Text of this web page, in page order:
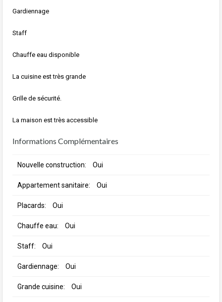
Gardiennage
Staff
Chauffe eau disponible
La cuisine est très grande
Grille de sécurité.
La maison est très accessible
Informations Complémentaires
Nouvelle construction: Oui
Appartement sanitaire: Oui
Placards: Oui
Chauffe eau: Oui
Staff: Oui
Gardiennage: Oui
Grande cuisine: Oui